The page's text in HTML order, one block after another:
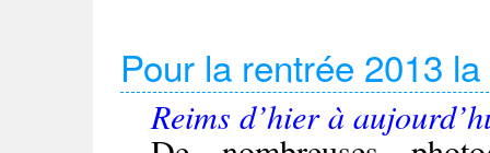
Pour la rentrée 2013
Reims d’hier à